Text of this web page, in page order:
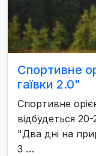
Спортивне
гаївки 2.0"
Спортивне
відбудеться
"Два дні на
З …